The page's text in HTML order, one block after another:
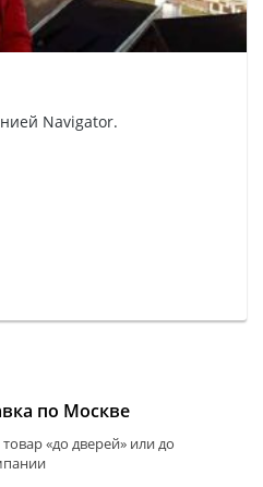
Navigator.
по Москве
«до дверей» или до